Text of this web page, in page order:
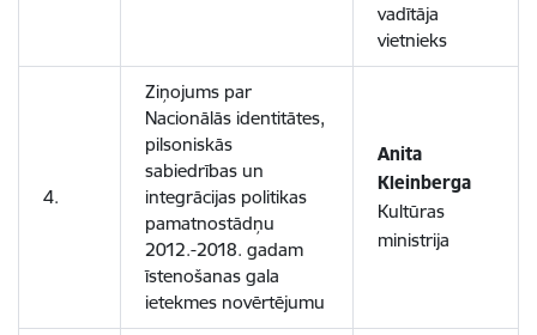
vadītāja
vietnieks
4.
Ziņojums par
Nacionālās identitātes,
pilsoniskās
sabiedrības un
integrācijas politikas
pamatnostādņu
2012.-2018. gadam
īstenošanas gala
ietekmes novērtējumu
Anita
Kleinberga
Kultūras
ministrija